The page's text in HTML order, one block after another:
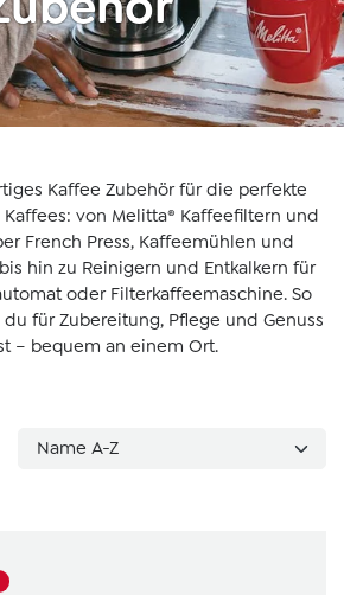
Kaffee Zubehör für die perfekte
von Melitta® Kaffeefiltern und
French Press, Kaffeemühlen und
hin zu Reinigern und Entkalkern für
oder Filterkaffeemaschine. So
für Zubereitung, Pflege und Genuss
– bequem an einem Ort.